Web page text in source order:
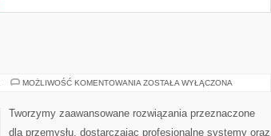
MOŻLIWOŚĆ KOMENTOWANIA OD
ZOSTAŁA WYŁĄCZONA
Tworzymy zaawansowane rozwiązania przeznaczone
dla przemysłu, dostarczając profesjonalne systemy oraz